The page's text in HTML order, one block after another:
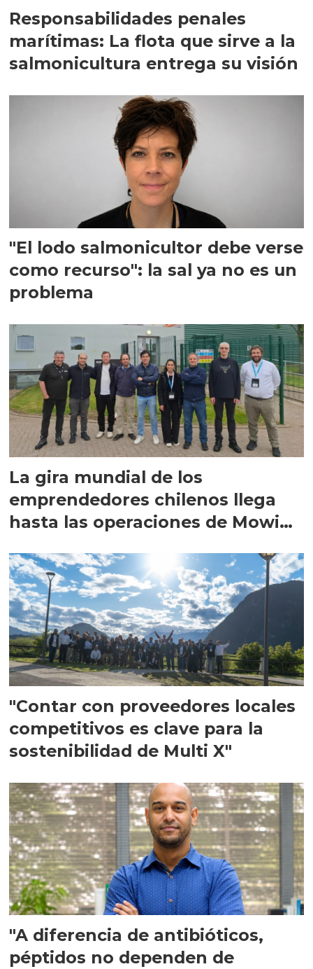
Responsabilidades penales
marítimas: La flota que sirve a la
salmonicultura entrega su visión
"El lodo salmonicultor debe verse
como recurso": la sal ya no es un
problema
La gira mundial de los
emprendedores chilenos llega
hasta las operaciones de Mowi
"Contar con proveedores locales
competitivos es clave para la
sostenibilidad de Multi X"
"A diferencia de antibióticos,
péptidos no dependen de